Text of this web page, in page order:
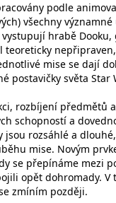
podle
všechny
hrabě Dooku,
mise se dají
postavičky světa Star
rozbíjení předmětů
schopností a
jsou rozsáhlé a
mise. Novým
se přepínáme mezi
opět dohromady. V
zmíním později.